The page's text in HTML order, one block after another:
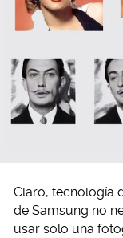
Claro, tecnología
de Samsung no
usar solo una